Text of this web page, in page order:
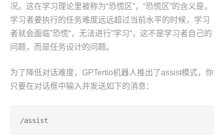
况。这在学习理论里被称为“恐慌区”，“恐慌区”的含义是，
学习者要执行的任务难度远远超过当前水平的时候，学习
者就会面临”恐慌“，无法进行”学习“，这不是学习者自己的
问题，而是任务设计的问题。
为了降低对话难度，GPTertio机器人推出了assist模式，你
只要在对话框中输入并发送如下的消息：
/assist